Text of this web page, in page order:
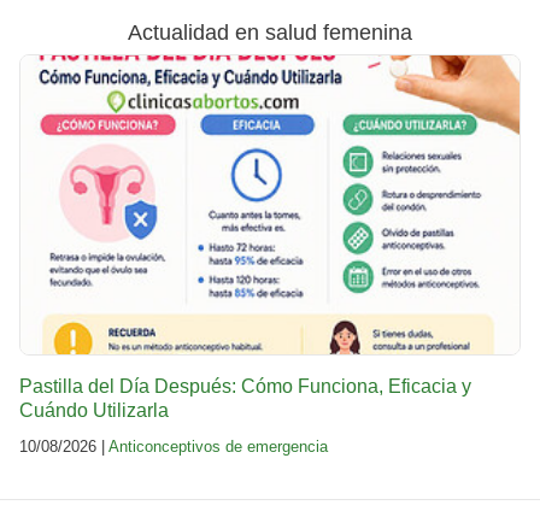
Actualidad en salud femenina
Pastilla del Día Después: Cómo Funciona, Eficacia y
Cuándo Utilizarla
10/08/2026 | Anticonceptivos de emergencia